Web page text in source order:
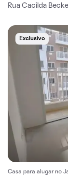
Rua Cacilda
Exclusivo
Casa para alugar no